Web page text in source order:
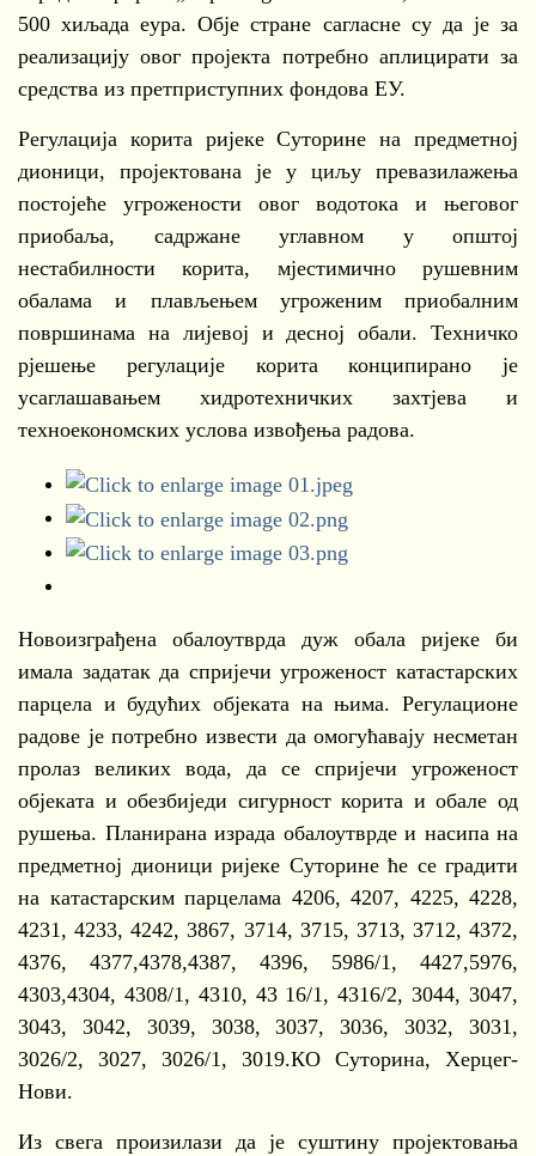
500 хиљада еура. Обје стране сагласне су да је за
реализацију овог пројекта потребно аплицирати за
средства из претприступних фондова ЕУ.
Регулација корита ријеке Суторине на предметној
дионици, пројектована је у циљу превазилажења
постојеће угрожености овог водотока и његовог
приобаља, садржане углавном у општој
нестабилности корита, мјестимично рушевним
обалама и плављењем угроженим приобалним
површинама на лијевој и десној обали. Техничко
рјешење регулације корита конципирано је
усаглашавањем хидротехничких захтјева и
техноекономских услова извођења радова.
Новоизграђена обалоутврда дуж обала ријеке би
имала задатак да спријечи угроженост катастарских
парцела и будућих објеката на њима. Регулационе
радове је потребно извести да омогућавају несметан
пролаз великих вода, да се спријечи угроженост
објеката и обезбиједи сигурност корита и обале од
рушења. Планирана израда обалоутврде и насипа на
предметној дионици ријеке Суторине ће се градити
на катастарским парцелама 4206, 4207, 4225, 4228,
4231, 4233, 4242, 3867, 3714, 3715, 3713, 3712, 4372,
4376, 4377,4378,4387, 4396, 5986/1, 4427,5976,
4303,4304, 4308/1, 4310, 43 16/1, 4316/2, 3044, 3047,
3043, 3042, 3039, 3038, 3037, 3036, 3032, 3031,
3026/2, 3027, 3026/1, 3019.КО Суторина, Херцег-
Нови.
Из свега произилази да је суштину пројектовања